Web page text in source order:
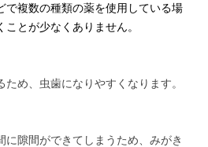
で複数の種類の薬を使用している場
とが少なくありません。
め、虫歯になりやすくなります。
に隙間ができてしまうため、みがき